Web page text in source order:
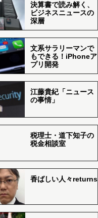
決算書で読み解く、
ビジネスニュースの
深層
文系サラリーマンで
もできる！iPhoneア
プリ開発
江藤貴紀「ニュース
の事情」
税理士・道下知子の
税金相談室
香ばしい人々returns